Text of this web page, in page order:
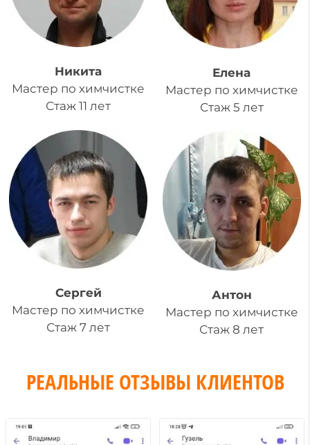
Никита
Мастер по химчистке
Стаж 11 лет
Елена
Мастер по химчистке
Стаж 5 лет
Сергей
Мастер по химчистке
Стаж 7 лет
Антон
Мастер по химчистке
Стаж 8 лет
РЕАЛЬНЫЕ ОТЗЫВЫ КЛИЕНТОВ